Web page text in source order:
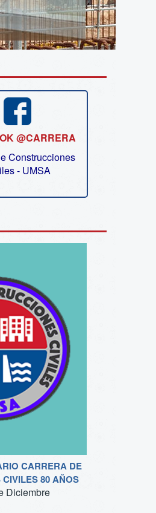
@CARRERA
Construcciones
- UMSA
CARRERA DE
80 AÑOS
Diciembre